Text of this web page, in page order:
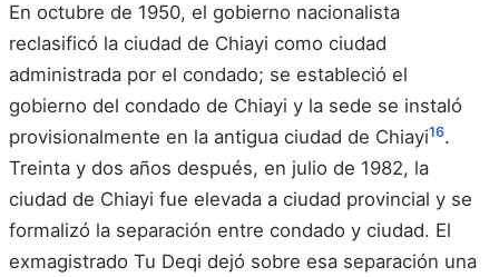
En octubre de 1950, el gobierno nacionalista
reclasificó la ciudad de Chiayi como ciudad
administrada por el condado; se estableció el
gobierno del condado de Chiayi y la sede se instaló
provisionalmente en la antigua ciudad de Chiayi16.
Treinta y dos años después, en julio de 1982, la
ciudad de Chiayi fue elevada a ciudad provincial y se
formalizó la separación entre condado y ciudad. El
exmagistrado Tu Deqi dejó sobre esa separación una